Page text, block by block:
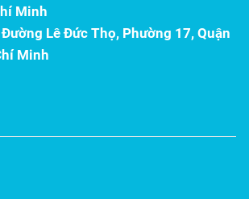
Minh
Lê Đức Thọ, Phường 17, Quận
Minh